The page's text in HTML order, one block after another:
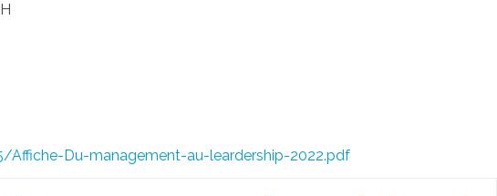
Du-management-au-leardership-2022.pdf